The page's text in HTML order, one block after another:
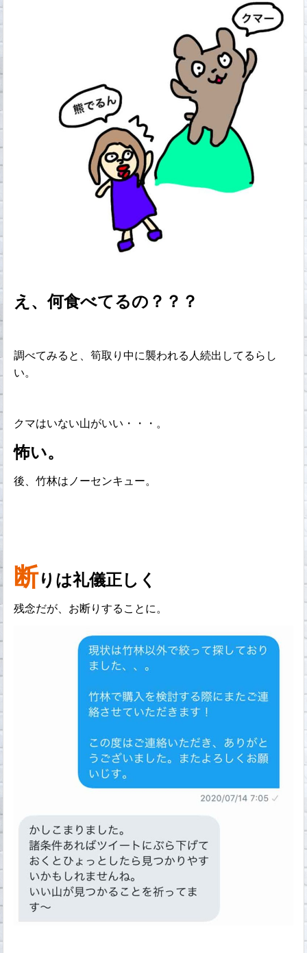
え、何食べてるの？？？
調べてみると、筍取り中に襲われる人続出してるらし
い。
クマはいない山がいい・・・。
怖い。
後、竹林はノーセンキュー。
断りは礼儀正しく
残念だが、お断りすることに。